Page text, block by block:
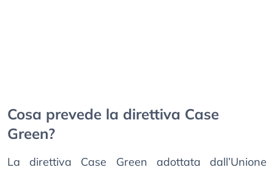
Cosa prevede la direttiva Case
Green?
La direttiva Case Green adottata dall’Unione